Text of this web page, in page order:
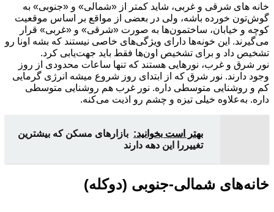
خانه های شرقی و غربی، شاید کمتر از «شمالی» و «جنوبی» به
گوش‌تون خورده باشه، ولی در بعضی از مواقع بر اساس موقعیت
کوچه و خیابان، ساختمون‌ها به صورت «شرقی» و «غربی» قرار
می‌گیرند. این خونه‌ها دارای ویژگی‌های خاصی نیستند که بشه اونا رو
تشخیص داد و برای تشخیص اون‌ها فقط باید جهت‌یابی کرد.
نور شرق و غرب، نورهایی هستند که تنها ساعات محدودی از روز
وجود دارند. نور شرق که از ابتدای روز شروع میشه انرژی گرمایی
کم و روشنایی متوسطی داره. نور غرب هم روشنایی متوسطی
داره. به‌علاوه خیلی تیزه و چشم رو اذیت می‌کنه.
بهتر است بخوانید: بازارهای مسکن که بیشترین
تغییررا این دهه دارند
خانه‌های شمالی-جنوبی (دوکله)